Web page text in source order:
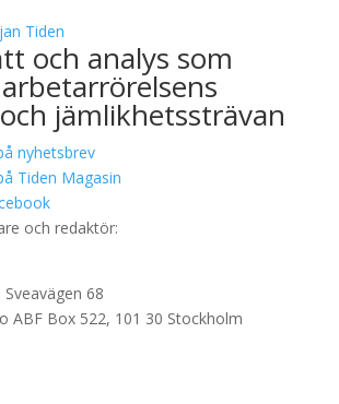
och analys som
jämlikhetssträvan
nyhetsbrev
Tiden Magasin
och redaktör:
68
ABF Box 522, 101 30 Stockholm